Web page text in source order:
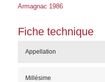
Armagnac 1986
Fiche technique
Appellation
Millésime